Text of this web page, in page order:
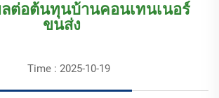
ต่อต้นทุนบ้านคอนเทนเนอร์
ขนส่ง
Time : 2025-10-19